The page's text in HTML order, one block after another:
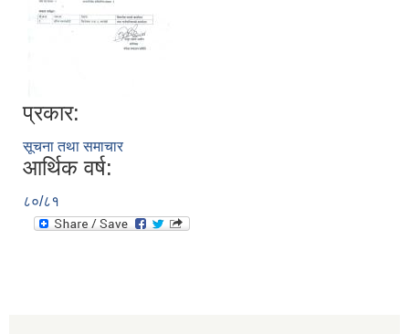
प्रकार:
सूचना तथा समाचार
आर्थिक वर्ष:
८०/८१